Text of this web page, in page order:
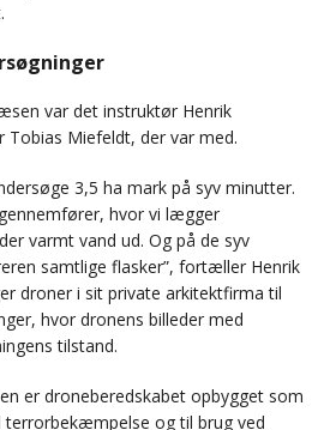
var det instruktør Henrik
Miefeldt, der var med.
3,5 ha mark på syv minutter.
hvor vi lægger
varmt vand ud. Og på de syv
samtlige flasker”, fortæller Henrik
droner i sit private arkitektfirma til
hvor dronens billeder med
tilstand.
er droneberedskabet opbygget som
terrorbekæmpelse og til brug ved